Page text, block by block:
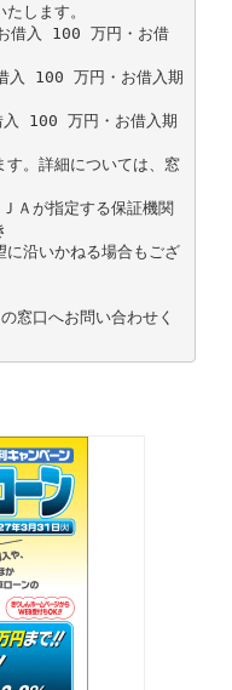
します。
借入 100 万円・お借
入 100 万円・お借入期
入 100 万円・お借入期
。詳細については、窓
Ａが指定する保証機関
に沿いかねる場合もござ
窓口へお問い合わせく